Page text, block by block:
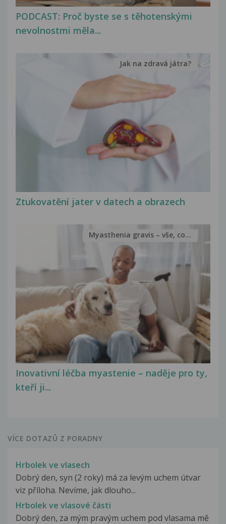
PODCAST: Proč byste se s těhotenskými
nevolnostmi měla...
Ztukovatění jater v datech a obrazech
Jak na zdravá játra?
Inovativní léčba myastenie – naděje pro ty,
kteří ji...
Myasthenia gravis – vše, co...
VÍCE DOTAZŮ Z PORADNY
Hrbolek ve vlasech
Dobrý den, syn (2 roky) má za levým uchem útvar
viz příloha. Nevíme, jak dlouho...
Hrbolek ve vlasové části
Dobrý den, za mým pravým uchem pod vlasama mě